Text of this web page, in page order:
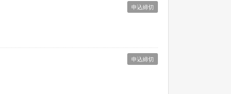
申込締切
申込締切